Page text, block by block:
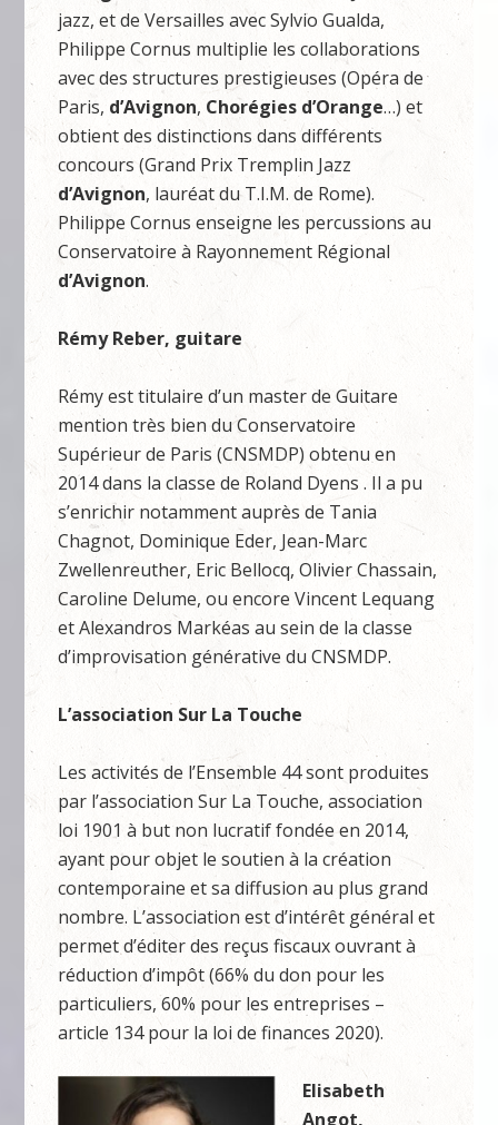
jazz, et de Versailles avec Sylvio Gualda,
Philippe Cornus multiplie les collaborations
avec des structures prestigieuses (Opéra de
Paris, d’Avignon, Chorégies d’Orange…) et
obtient des distinctions dans différents
concours (Grand Prix Tremplin Jazz
d’Avignon, lauréat du T.I.M. de Rome).
Philippe Cornus enseigne les percussions au
Conservatoire à Rayonnement Régional
d’Avignon.
Rémy Reber, guitare
Rémy est titulaire d’un master de Guitare
mention très bien du Conservatoire
Supérieur de Paris (CNSMDP) obtenu en
2014 dans la classe de Roland Dyens . Il a pu
s’enrichir notamment auprès de Tania
Chagnot, Dominique Eder, Jean-Marc
Zwellenreuther, Eric Bellocq, Olivier Chassain,
Caroline Delume, ou encore Vincent Lequang
et Alexandros Markéas au sein de la classe
d’improvisation générative du CNSMDP.
L’association Sur La Touche
Les activités de l’Ensemble 44 sont produites
par l’association Sur La Touche, association
loi 1901 à but non lucratif fondée en 2014,
ayant pour objet le soutien à la création
contemporaine et sa diffusion au plus grand
nombre. L’association est d’intérêt général et
permet d’éditer des reçus fiscaux ouvrant à
réduction d’impôt (66% du don pour les
particuliers, 60% pour les entreprises –
article 134 pour la loi de finances 2020).
Elisabeth
Angot,